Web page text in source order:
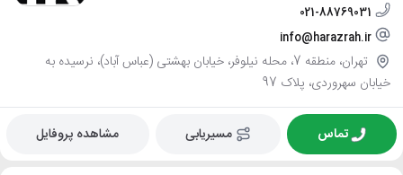
021-88769031
info@harazrah.ir
تهران، منطقه 7، محله نیلوفر، خیابان بهشتی (عباس آباد)، نرسیده به
خیابان سهروردی، پلاک 97
تماس مسیریابی مشاهده پروفایل